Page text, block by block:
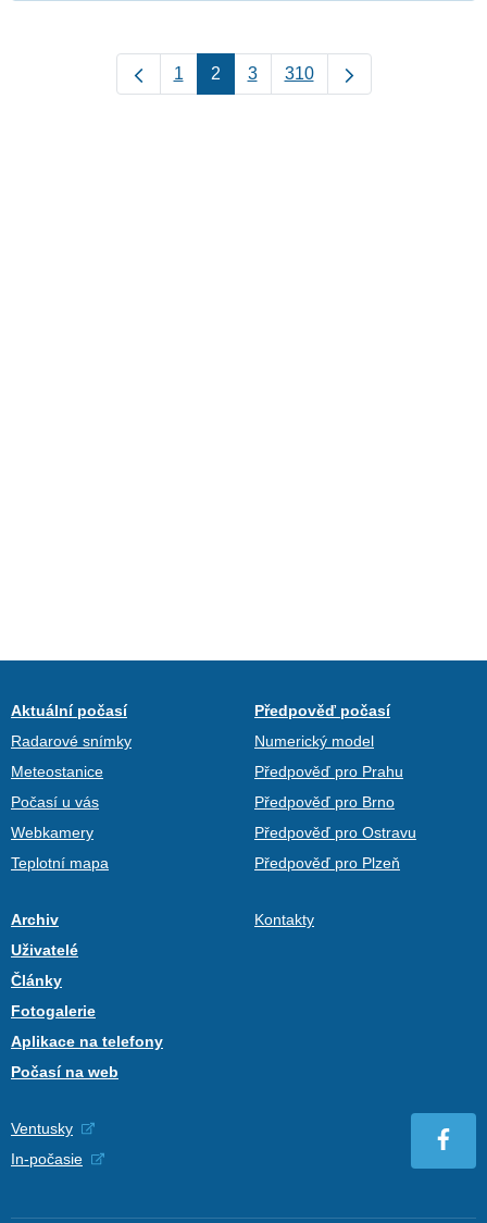
1 2 3 310
Aktuální počasí
Radarové snímky
Meteostanice
Počasí u vás
Webkamery
Teplotní mapa
Předpověď počasí
Numerický model
Předpověď pro Prahu
Předpověď pro Brno
Předpověď pro Ostravu
Předpověď pro Plzeň
Archiv
Uživatelé
Články
Fotogalerie
Aplikace na telefony
Počasí na web
Kontakty
Ventusky
In-počasie